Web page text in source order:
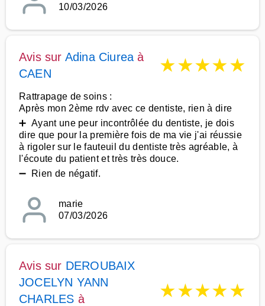
10/03/2026
Avis sur Adina Ciurea à
CAEN
★★★★★
Rattrapage de soins :
Après mon 2ème rdv avec ce dentiste, rien à dire
➕ Ayant une peur incontrôlée du dentiste, je dois
dire que pour la première fois de ma vie j'ai réussie
à rigoler sur le fauteuil du dentiste très agréable, à
l'écoute du patient et très très douce.
➖ Rien de négatif.
marie
07/03/2026
Avis sur DEROUBAIX
JOCELYN YANN
CHARLES à
★★★★★